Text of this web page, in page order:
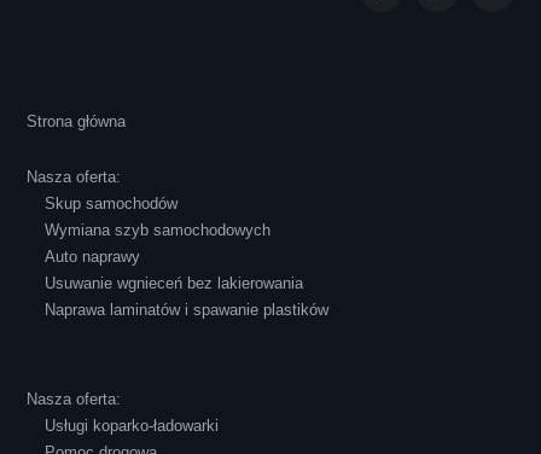
atmosferze, czego z reguły nie można
powiedzieć o innych firmach tego type.
Pozdrawiam i polecam!
Strona główna
Nasza oferta:
Skup samochodów
Wymiana szyb samochodowych
Auto naprawy
Usuwanie wgnieceń bez lakierowania
Naprawa laminatów i spawanie plastików
Nasza oferta:
Usługi koparko-ładowarki